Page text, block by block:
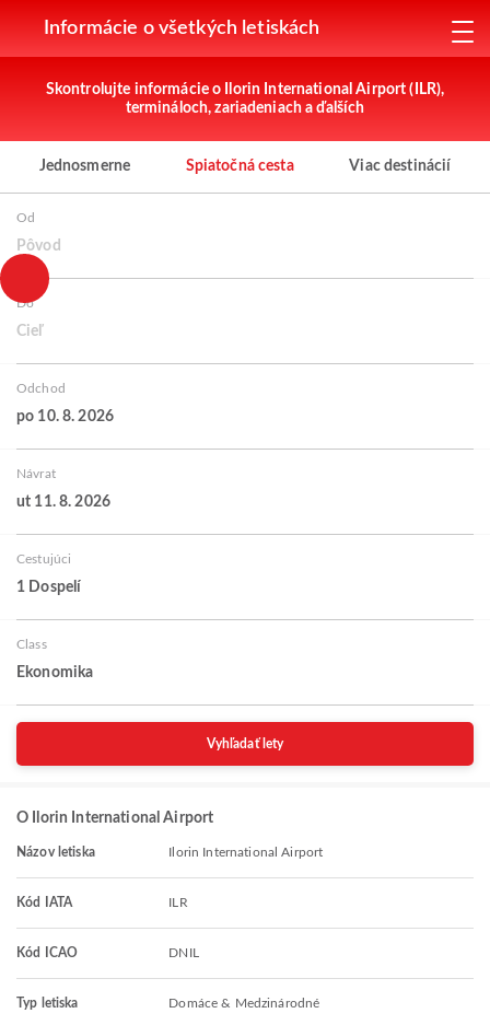
Informácie o všetkých letiskách
Skontrolujte informácie o Ilorin International Airport (ILR),
termináloch, zariadeniach a ďalších
Jednosmerne Spiatočná cesta Viac destinácií
Od
Pôvod
Do
Cieľ
Odchod
po 10. 8. 2026
Návrat
ut 11. 8. 2026
Cestujúci
1 Dospelí
Class
Ekonomika
Vyhľadať lety
O Ilorin International Airport
Názov letiska Ilorin International Airport
Kód IATA ILR
Kód ICAO DNIL
Typ letiska Domáce & Medzinárodné